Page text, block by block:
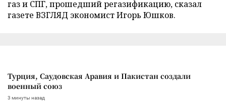
газ и СПГ, прошедший регазификацию, сказал
газете ВЗГЛЯД экономист Игорь Юшков.
Турция, Саудовская Аравия и Пакистан создали
военный союз
3 минуты назад